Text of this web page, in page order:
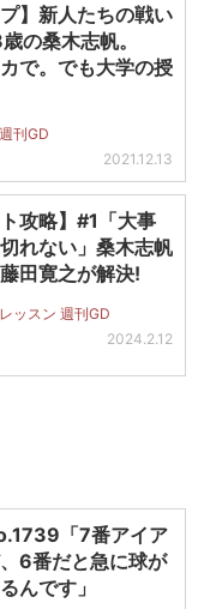
】新人たちの戦い
の桑木志帆。
で。でも大学の授
刊GD
2021.12.13
攻略】#1「大事
れない」桑木志帆
田寛之が解決!
ッスン 週刊GD
2024.2.12
「7番アイア
6番だと急に球が
んです」